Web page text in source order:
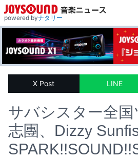
powered byナタリー
X Post LINE
サバシスター全
志團、Dizzy